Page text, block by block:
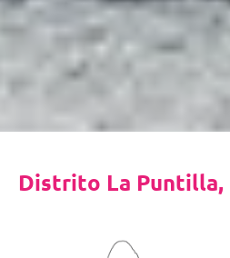
Distrito La Puntilla,